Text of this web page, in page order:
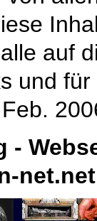
auf
und
Feb.
-
net.net